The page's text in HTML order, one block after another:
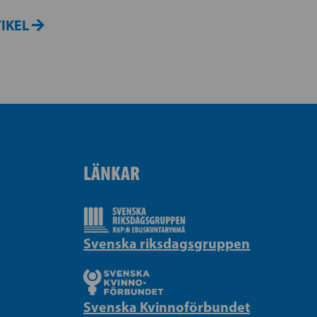
LÄNKAR
Svenska riksdagsgruppen
Svenska Kvinnoförbundet